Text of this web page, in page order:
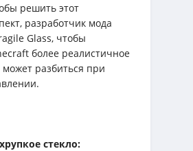
решить этот
разработчик мода
Glass, чтобы
более реалистичное
может разбиться при
стекло: